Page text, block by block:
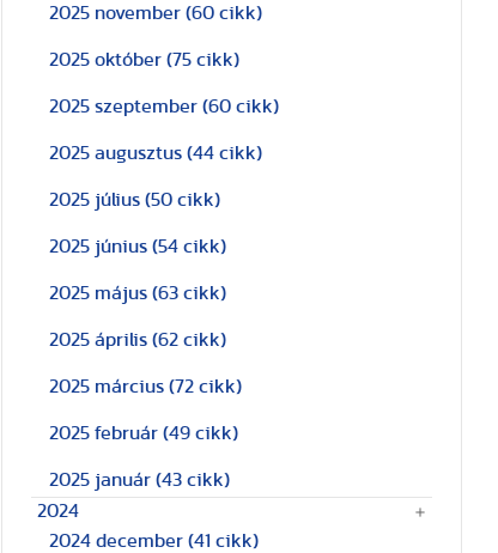
2025 november (60 cikk)
2025 október (75 cikk)
2025 szeptember (60 cikk)
2025 augusztus (44 cikk)
2025 július (50 cikk)
2025 június (54 cikk)
2025 május (63 cikk)
2025 április (62 cikk)
2025 március (72 cikk)
2025 február (49 cikk)
2025 január (43 cikk)
2024
2024 december (41 cikk)